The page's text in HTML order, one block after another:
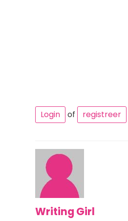
Login
of registreer
Writing Girl